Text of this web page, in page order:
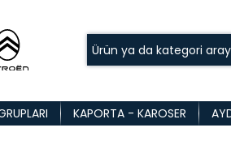
KAPORTA - KAROSER